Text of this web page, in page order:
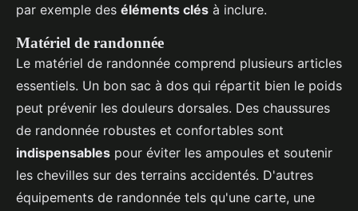
par exemple des éléments clés à inclure.
Matériel de randonnée
Le matériel de randonnée comprend plusieurs articles
essentiels. Un bon sac à dos qui répartit bien le poids
peut prévenir les douleurs dorsales. Des chaussures
de randonnée robustes et confortables sont
indispensables pour éviter les ampoules et soutenir
les chevilles sur des terrains accidentés. D'autres
équipements de randonnée tels qu'une carte, une